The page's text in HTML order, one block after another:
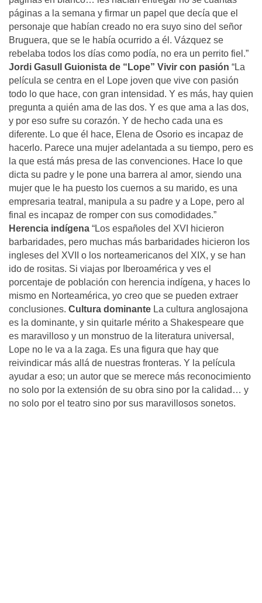
páginas a la semana y firmar un papel que decía que el
personaje que habían creado no era suyo sino del señor
Bruguera, que se le había ocurrido a él. Vázquez se
rebelaba todos los días como podía, no era un perrito fiel.”
Jordi Gasull
Guionista de “Lope” Vivir con pasión “La
película se centra en el Lope joven que vive con pasión
todo lo que hace, con gran intensidad. Y es más, hay quien
pregunta a quién ama de las dos. Y es que ama a las dos,
y por eso sufre su corazón. Y de hecho cada una es
diferente. Lo que él hace, Elena de Osorio es incapaz de
hacerlo. Parece una mujer adelantada a su tiempo, pero es
la que está más presa de las convenciones. Hace lo que
dicta su padre y le pone una barrera al amor, siendo una
mujer que le ha puesto los cuernos a su marido, es una
empresaria teatral, manipula a su padre y a Lope, pero al
final es incapaz de romper con sus comodidades.”
Herencia indígena “Los españoles del XVI hicieron
barbaridades, pero muchas más barbaridades hicieron los
ingleses del XVII o los norteamericanos del XIX, y se han
ido de rositas. Si viajas por Iberoamérica y ves el
porcentaje de población con herencia indígena, y haces lo
mismo en Norteamérica, yo creo que se pueden extraer
conclusiones. Cultura dominante La cultura anglosajona
es la dominante, y sin quitarle mérito a Shakespeare que
es maravilloso y un monstruo de la literatura universal,
Lope no le va a la zaga. Es una figura que hay que
reivindicar más allá de nuestras fronteras. Y la película
ayudar a eso; un autor que se merece más reconocimiento
no solo por la extensión de su obra sino por la calidad… y
no solo por el teatro sino por sus maravillosos sonetos.